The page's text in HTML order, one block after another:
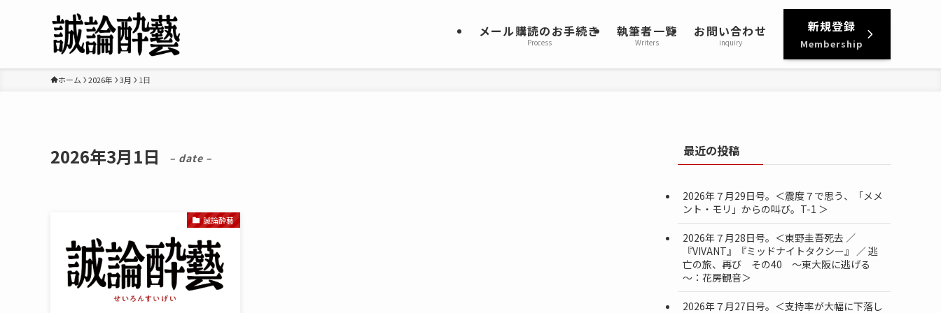
メール購読のお手続き
Process
執筆者一覧
Writers
お問い合わせ
inquiry
新規登録
Membership
ホーム 2026年 3月 1日
2026年3月1日 – date –
誠論酔藝
最近の投稿
2026年７月29日号。＜震度７で思う、「メメ
ント・モリ」からの叫び。T-1 ＞
2026年７月28日号。＜東野圭吾死去 ／
『VIVANT』『ミッドナイトタクシー』 ／ 逃
亡の旅、再び その40 ～東大阪に逃げる
～：花房観音＞
2026年７月27日号。＜支持率が大幅に下落し